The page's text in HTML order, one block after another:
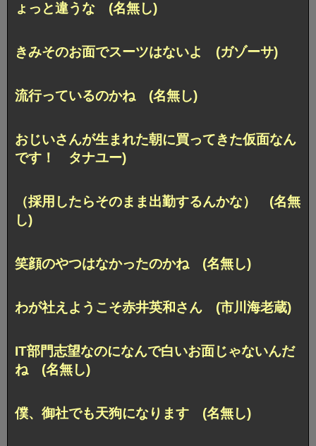
ょっと違うな (名無し)
きみそのお面でスーツはないよ (ガゾーサ)
流行っているのかね (名無し)
おじいさんが生まれた朝に買ってきた仮面なん
です！ タナユー)
（採用したらそのまま出勤するんかな） (名無
し)
笑顔のやつはなかったのかね (名無し)
わが社えようこそ赤井英和さん (市川海老蔵)
IT部門志望なのになんで白いお面じゃないんだ
ね (名無し)
僕、御社でも天狗になります (名無し)